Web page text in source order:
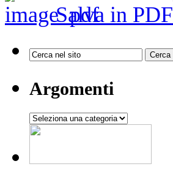
Salva in PDF
Argomenti
Argomenti